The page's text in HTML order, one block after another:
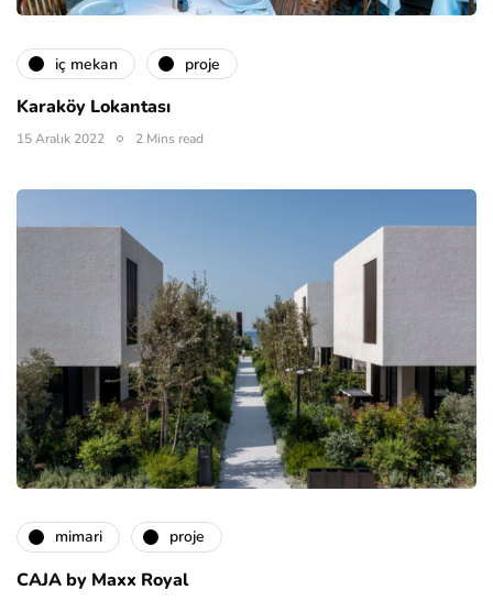
i̇ç mekan proje
Karaköy Lokantası
15 Aralık 2022 2 Mins read
mimari proje
CAJA by Maxx Royal